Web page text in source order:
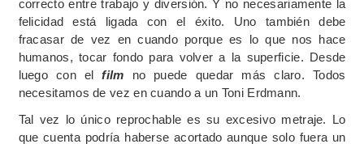
correcto entre trabajo y diversión. Y no necesariamente la
felicidad está ligada con el éxito. Uno también debe
fracasar de vez en cuando porque es lo que nos hace
humanos, tocar fondo para volver a la superficie. Desde
luego con elfilm no puede quedar más claro. Todos
necesitamos de vez en cuando a un Toni Erdmann.
Tal vez lo único reprochable es su excesivo metraje. Lo
que cuenta podría haberse acortado aunque solo fuera un